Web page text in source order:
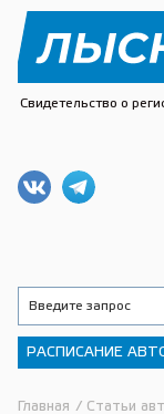
Свидетельство о
РАСПИСАНИЕ
Главная / Статьи